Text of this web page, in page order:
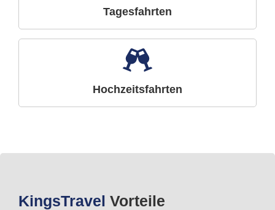
Tagesfahrten
Hochzeitsfahrten
KingsTravel Vorteile